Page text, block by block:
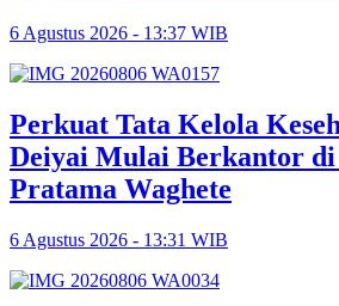
6 Agustus 2026 - 13:37 WIB
Perkuat Tata Kelola
Deiyai Mulai Berkantor di
Pratama Waghete
6 Agustus 2026 - 13:31 WIB